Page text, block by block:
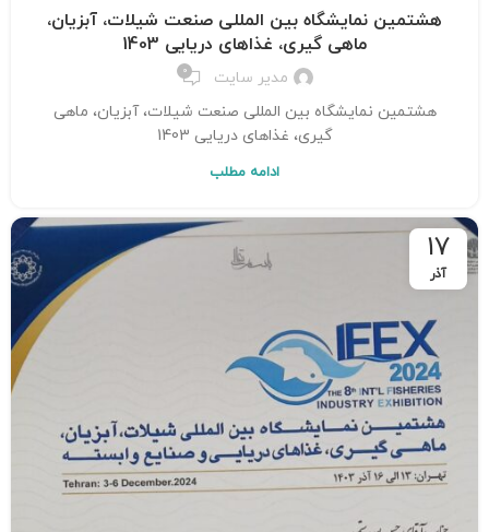
هشتمین نمایشگاه بین المللی صنعت شیلات، آبزیان،
ماهی گیری، غذاهای دریایی 1403
مدیر سایت 0
هشتمین نمایشگاه بین المللی صنعت شیلات، آبزیان، ماهی
گیری، غذاهای دریایی 1403
ادامه مطلب
17
آذر